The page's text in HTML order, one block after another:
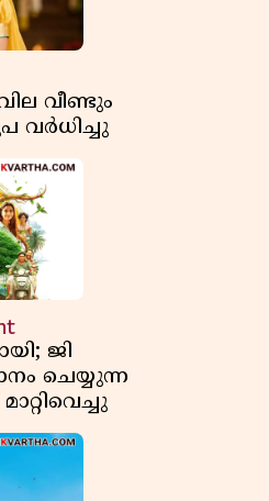
വീണ്ടും
വര്‍ധിച്ചു
ജി
ചെയ്യുന്ന